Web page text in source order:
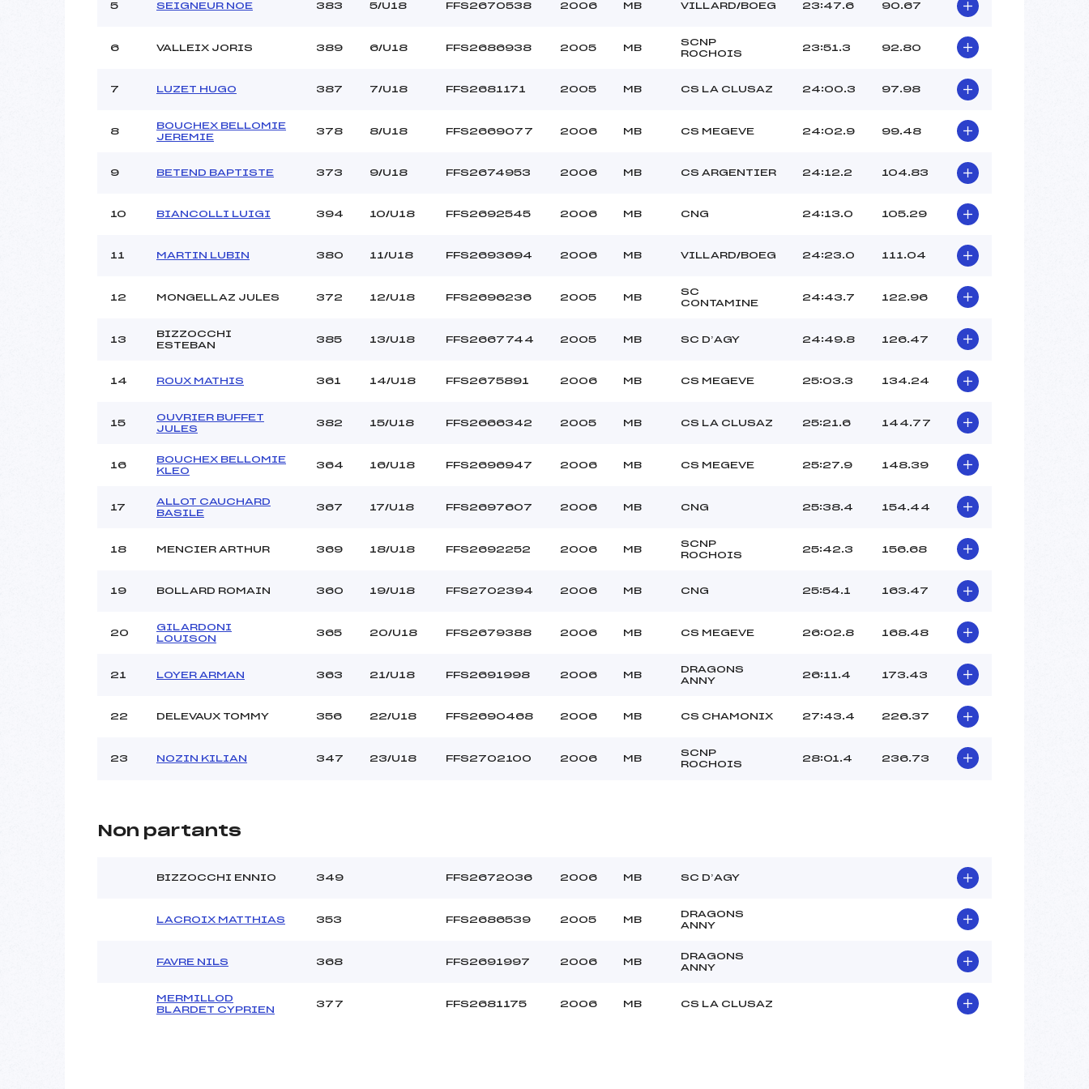
5 SEIGNEUR NOE 383 5/U18 FFS2670538 2006 MB VILLARD/BOEG 23:47.6 90.67
6 VALLEIX JORIS 389 6/U18 FFS2686938 2005 MB
SCNP
ROCHOIS
23:51.3 92.80
7 LUZET HUGO 387 7/U18 FFS2681171 2005 MB CS LA CLUSAZ 24:00.3 97.98
8
BOUCHEX BELLOMIE
JEREMIE
378 8/U18 FFS2669077 2006 MB CS MEGEVE 24:02.9 99.48
9 BETEND BAPTISTE 373 9/U18 FFS2674953 2006 MB CS ARGENTIER 24:12.2 104.83
10 BIANCOLLI LUIGI 394 10/U18 FFS2692545 2006 MB CNG 24:13.0 105.29
11 MARTIN LUBIN 380 11/U18 FFS2693694 2006 MB VILLARD/BOEG 24:23.0 111.04
12 MONGELLAZ JULES 372 12/U18 FFS2696236 2005 MB
SC
CONTAMINE
24:43.7 122.96
13
BIZZOCCHI
ESTEBAN
385 13/U18 FFS2667744 2005 MB SC D’AGY 24:49.8 126.47
14 ROUX MATHIS 361 14/U18 FFS2675891 2006 MB CS MEGEVE 25:03.3 134.24
15
OUVRIER BUFFET
JULES
382 15/U18 FFS2666342 2005 MB CS LA CLUSAZ 25:21.6 144.77
16
BOUCHEX BELLOMIE
KLEO
364 16/U18 FFS2696947 2006 MB CS MEGEVE 25:27.9 148.39
17
ALLOT CAUCHARD
BASILE
367 17/U18 FFS2697607 2006 MB CNG 25:38.4 154.44
18 MENCIER ARTHUR 369 18/U18 FFS2692252 2006 MB
SCNP
ROCHOIS
25:42.3 156.68
19 BOLLARD ROMAIN 360 19/U18 FFS2702394 2006 MB CNG 25:54.1 163.47
20
GILARDONI
LOUISON
365 20/U18 FFS2679388 2006 MB CS MEGEVE 26:02.8 168.48
21 LOYER ARMAN 363 21/U18 FFS2691998 2006 MB
DRAGONS
ANNY
26:11.4 173.43
22 DELEVAUX TOMMY 356 22/U18 FFS2690468 2006 MB CS CHAMONIX 27:43.4 226.37
23 NOZIN KILIAN 347 23/U18 FFS2702100 2006 MB
SCNP
ROCHOIS
28:01.4 236.73
Non partants
BIZZOCCHI ENNIO 349 FFS2672036 2006 MB SC D’AGY
LACROIX MATTHIAS 353 FFS2686539 2005 MB
DRAGONS
ANNY
FAVRE NILS 368 FFS2691997 2006 MB
DRAGONS
ANNY
MERMILLOD
BLARDET CYPRIEN
377 FFS2681175 2006 MB CS LA CLUSAZ